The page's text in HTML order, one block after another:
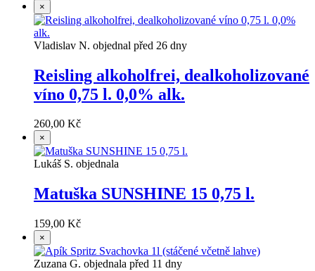
×
Vladislav N. objednal před 26 dny
Reisling alkoholfrei, dealkoholizované
víno 0,75 l. 0,0% alk.
260,00 Kč
×
Lukáš S. objednala
Matuška SUNSHINE 15 0,75 l.
159,00 Kč
×
Zuzana G. objednala před 11 dny